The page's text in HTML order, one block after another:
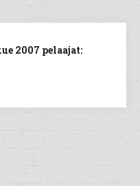
2007 pelaajat: